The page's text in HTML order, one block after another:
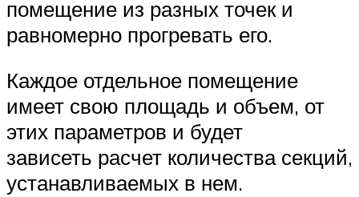
помещение из разных точек и
равномерно прогревать его.
Каждое отдельное помещение
имеет свою площадь и объем, от
этих параметров и будет
зависеть расчет количества секций,
устанавливаемых в нем.